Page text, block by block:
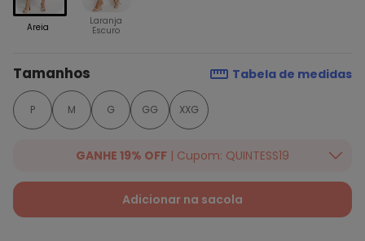
Areia
Laranja
Escuro
Tamanhos Tabela de medidas
P M G GG XXG
GANHE 19% OFF | Cupom: QUINTESS19
Ganhe 19% OFF Extra em qualquer valor, usando o cupom:
QUINTESS19. Válido para toda loja Quintess, até 07/08/2026.
Adicionar na sacola